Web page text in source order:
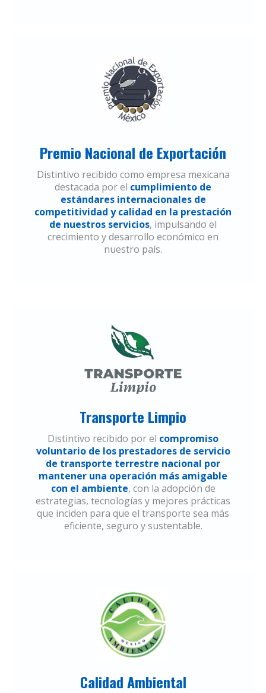
Premio Nacional de Exportación
Distintivo recibido como empresa mexicana
destacada por el cumplimiento de
estándares internacionales de
competitividad y calidad en la prestación
de nuestros servicios, impulsando el
crecimiento y desarrollo económico en
nuestro país.
Transporte Limpio
Distintivo recibido por el compromiso
voluntario de los prestadores de servicio
de transporte terrestre nacional por
mantener una operación más amigable
con el ambiente, con la adopción de
estrategias, tecnologías y mejores prácticas
que inciden para que el transporte sea más
eficiente, seguro y sustentable.
Calidad Ambiental